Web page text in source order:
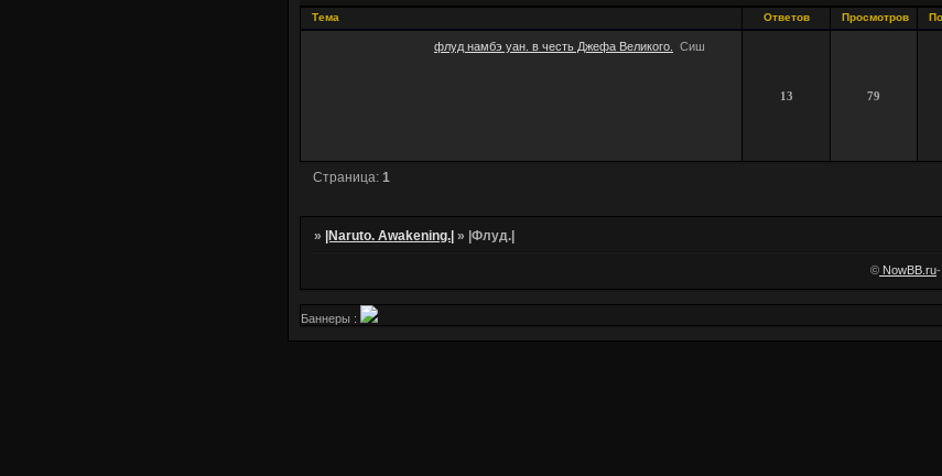
Тема Ответов Просмотров
флуд намбэ уан. в честь Джефа Великого. Сиш
13 79
Страница:1
» |Naruto. Awakening.| » |Флуд.|
© NowBB.ru
Баннеры :